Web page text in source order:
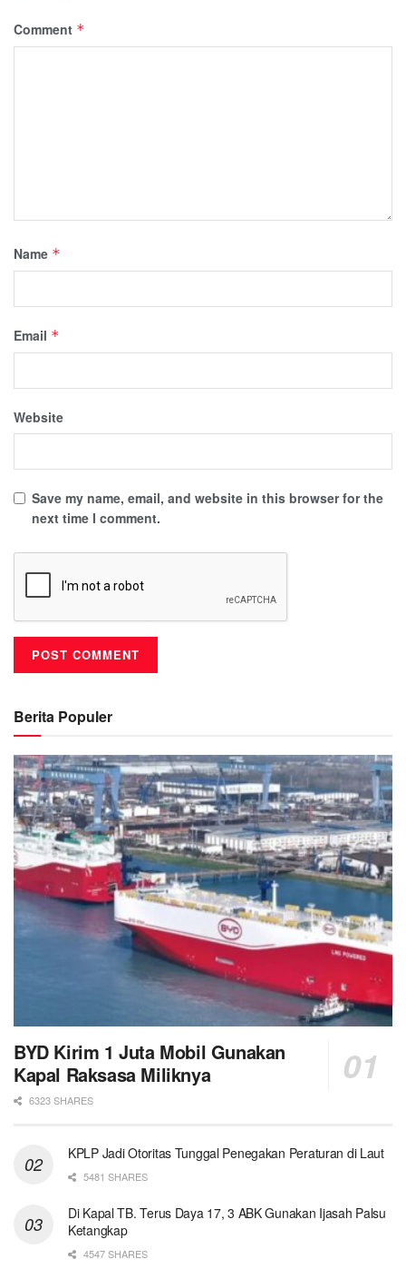
Comment *
Name *
Email *
Website
Save my name, email, and website in this browser for the
next time I comment.
Berita Populer
BYD Kirim 1 Juta Mobil Gunakan
Kapal Raksasa Miliknya
6323 SHARES
KPLP Jadi Otoritas Tunggal Penegakan Peraturan di Laut
5481 SHARES
Di Kapal TB. Terus Daya 17, 3 ABK Gunakan Ijasah Palsu
Ketangkap
4547 SHARES